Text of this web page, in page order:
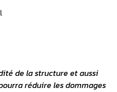
de la structure et aussi
réduire les dommages